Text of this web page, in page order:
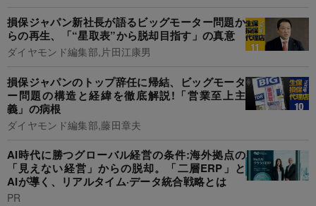
損保ジャパン新社長が語るビッグモーター問題か
らの再生、「“星取表”から脱却目指す」の真意
ダイヤモンド編集部,片田江康男
損保ジャパンのトップ辞任に帰結、ビッグモータ
ー問題の構造と経緯を徹底解説!「営業至上主
義」の病根
ダイヤモンド編集部,藤田章夫
AI時代に勝つグローバル経営の条件:海外拠点の
「見えない経営」からの脱却。「二層ERP」と
AIが導く、リアルタイム·データ統合戦略とは
PR